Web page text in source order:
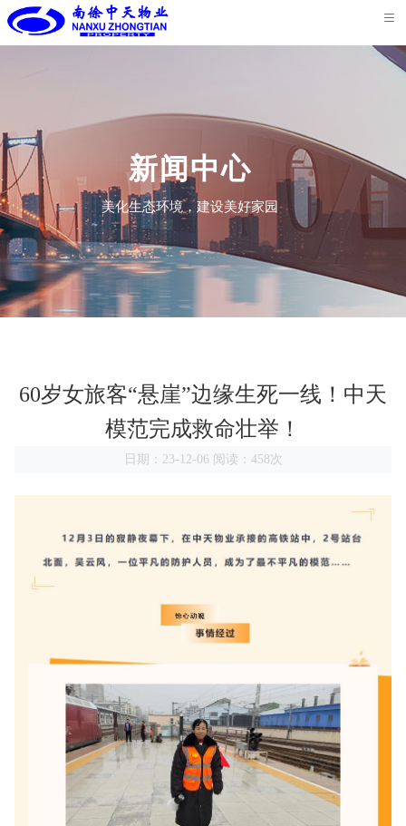
首
我
们
心
业
务
服
务
案
例
荣
誉
资
质
新
闻
中
联
系
新闻中心
美化生态环境，建设美好家园
60岁女旅客“悬崖”边缘生死一线！中天
模范完成救命壮举！
日期：23-12-06 阅读：458次